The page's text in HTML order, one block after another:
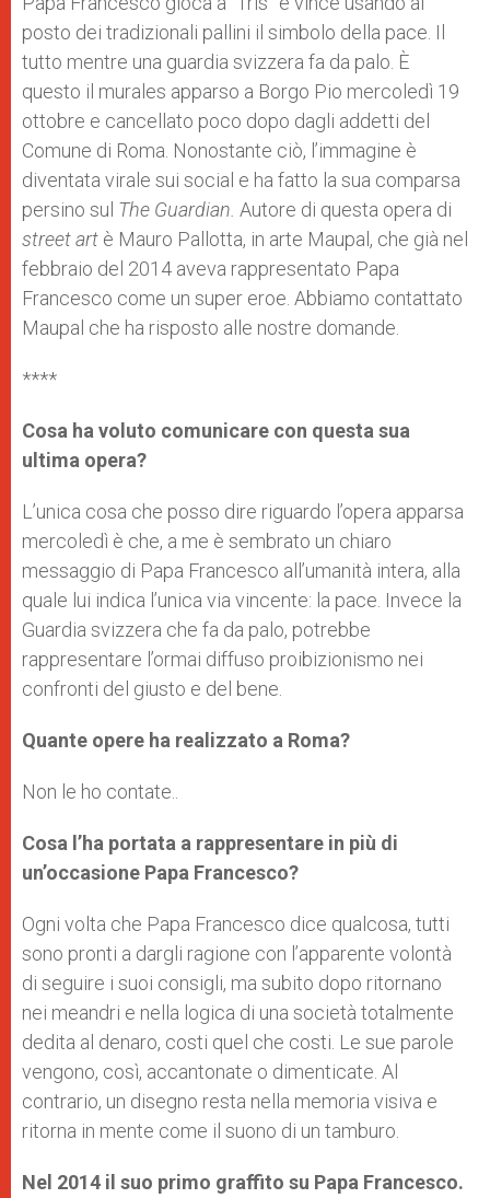
p e
r
k
posto dei tradizionali pallini il simbolo della pace. Il
tutto mentre una guardia svizzera fa da palo. È
questo il murales apparso a Borgo Pio mercoledì 19
ottobre e cancellato poco dopo dagli addetti del
Comune di Roma. Nonostante ciò, l’immagine è
diventata virale sui social e ha fatto la sua comparsa
persino sul The Guardian. Autore di questa opera di
street art è Mauro Pallotta, in arte Maupal, che già nel
febbraio del 2014 aveva rappresentato Papa
Francesco come un super eroe. Abbiamo contattato
Maupal che ha risposto alle nostre domande.
****
Cosa ha voluto comunicare con questa sua
ultima opera?
L’unica cosa che posso dire riguardo l’opera apparsa
mercoledì è che, a me è sembrato un chiaro
messaggio di Papa Francesco all’umanità intera, alla
quale lui indica l’unica via vincente: la pace. Invece la
Guardia svizzera che fa da palo, potrebbe
rappresentare l’ormai diffuso proibizionismo nei
confronti del giusto e del bene.
Quante opere ha realizzato a Roma?
Non le ho contate..
Cosa l’ha portata a rappresentare in più di
un’occasione Papa Francesco?
Ogni volta che Papa Francesco dice qualcosa, tutti
sono pronti a dargli ragione con l’apparente volontà
di seguire i suoi consigli, ma subito dopo ritornano
nei meandri e nella logica di una società totalmente
dedita al denaro, costi quel che costi. Le sue parole
vengono, così, accantonate o dimenticate. Al
contrario, un disegno resta nella memoria visiva e
ritorna in mente come il suono di un tamburo.
Nel 2014 il suo primo graffito su Papa Francesco.